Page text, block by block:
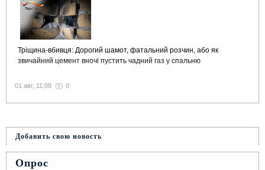
Тріщина-вбивця: Дорогий шамот, фатальний розчин, або як
звичайний цемент вночі пустить чадний газ у спальню
01 авг, 11:08 0
Добавить свою новость
Опрос